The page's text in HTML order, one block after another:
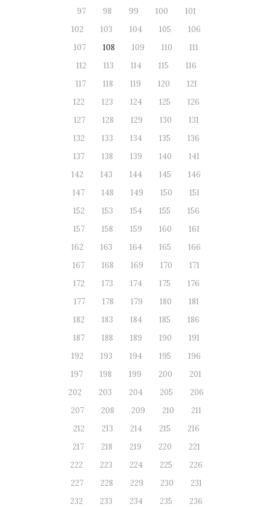
97
98 99 100
101
102
103 104 105
106
107
108 109 110
111
112
113 114 115
116
117
118 119 120
121
122
123 124 125
126
127
128 129 130
131
132
133 134 135
136
137
138 139 140
141
142
143 144 145
146
147
148 149 150
151
152
153 154 155
156
157
158 159 160
161
162
163 164 165
166
167
168 169 170
171
172
173 174 175
176
177
178 179 180
181
182
183 184 185
186
187
188 189 190
191
192
193 194 195
196
197
198 199 200
201
202
203 204 205
206
207
208 209 210
211
212
213 214 215
216
217
218 219 220
221
222
223 224 225
226
227
228 229 230
231
232
233 234 235
236